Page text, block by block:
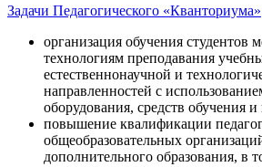
Задачи Педагогического «Кванториума»
организация обучения студентов
технологиям преподавания
естественнонаучной и
направленностей с
оборудования, средств обучения
повышение квалификации
общеобразовательных
дополнительного образования, в